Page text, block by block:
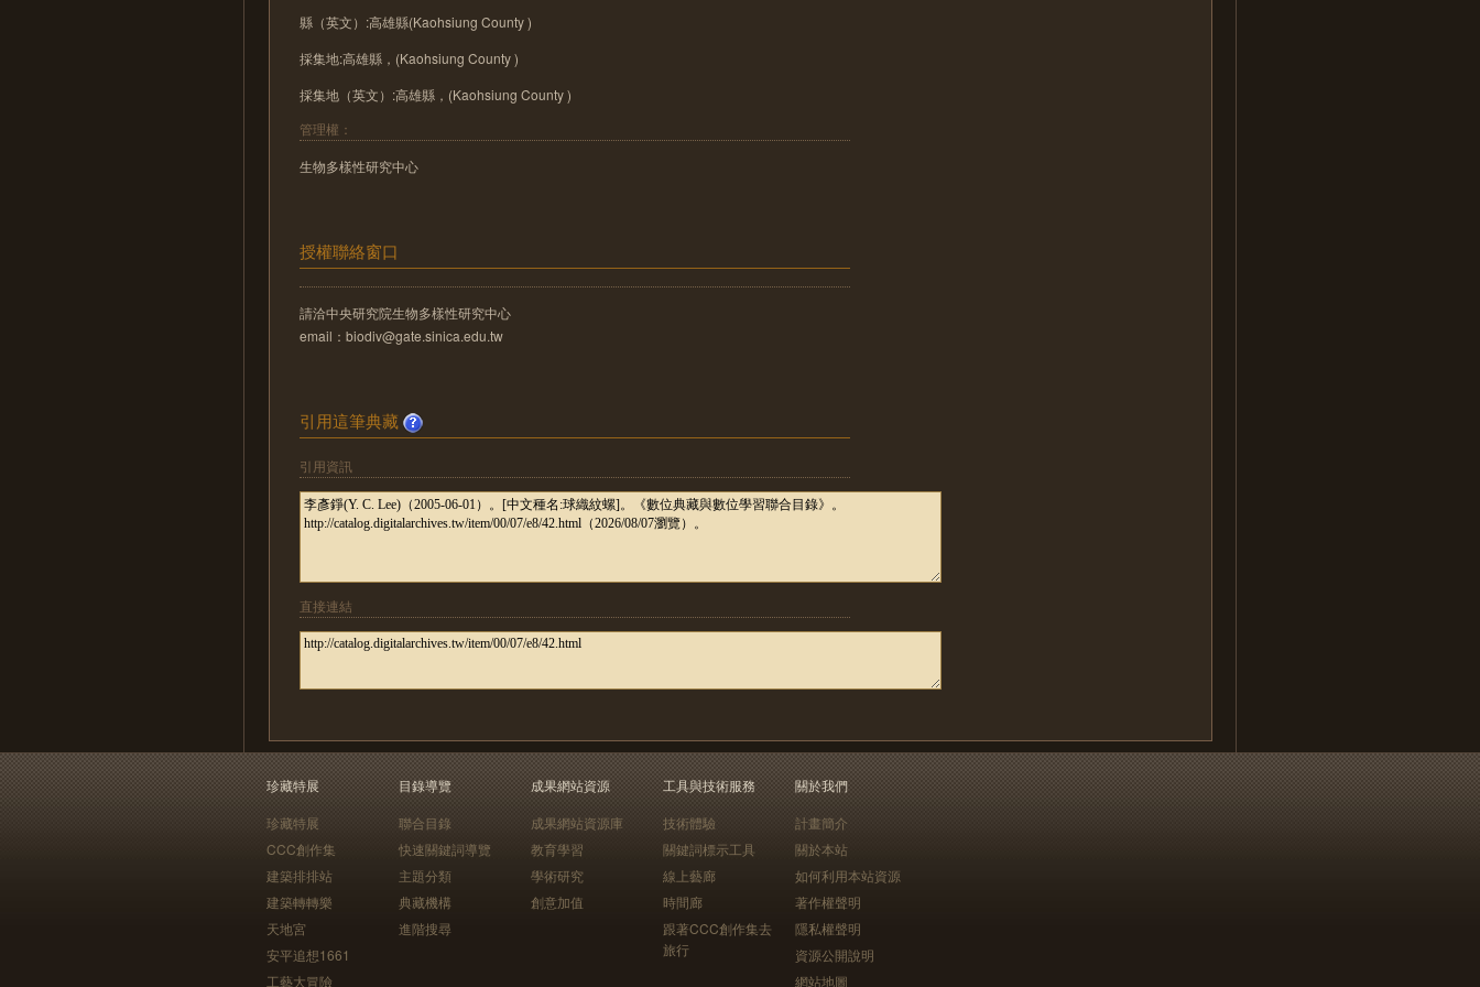
縣（英文）:高雄縣(Kaohsiung County )
採集地:高雄縣，(Kaohsiung County )
採集地（英文）:高雄縣，(Kaohsiung County )
管理權：
生物多樣性研究中心
授權聯絡窗口
請洽中央研究院生物多樣性研究中心
email：biodiv@gate.sinica.edu.tw
引用這筆典藏
引用資訊
直接連結
珍藏特展
珍藏特展
CCC創作集
建築排排站
建築轉轉樂
天地宮
安平追想1661
工藝大冒險
目錄導覽
聯合目錄
快速關鍵詞導覽
主題分類
典藏機構
進階搜尋
成果網站資源
成果網站資源庫
教育學習
學術研究
創意加值
工具與技術服務
技術體驗
關鍵詞標示工具
線上藝廊
時間廊
跟著CCC創作集去
旅行
關於我們
計畫簡介
關於本站
如何利用本站資源
著作權聲明
隱私權聲明
資源公開說明
網站地圖